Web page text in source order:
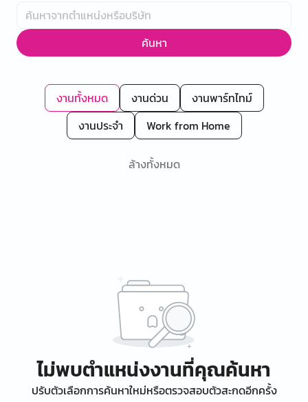
ค้นหา
งานทั้งหมด งานด่วน
งานพาร์ทไทม์
งานประจำ
Work from Home
ล้างทั้งหมด
ไม่พบตำแหน่งงานที่คุณค้นหา
ปรับตัวเลือกการค้นหาใหม่หรือตรวจสอบตัวสะกดอีกครั้ง